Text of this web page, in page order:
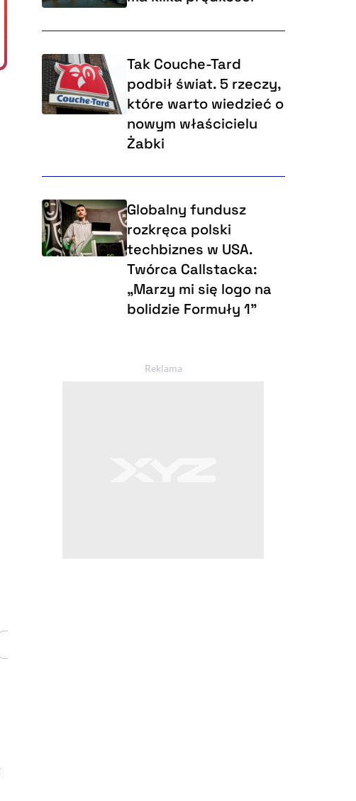
Tak Couche-Tard
podbił świat. 5 rzeczy,
które warto wiedzieć o
nowym właścicielu
Żabki
Globalny fundusz
rozkręca polski
techbiznes w USA.
Twórca Callstacka:
„Marzy mi się logo na
bolidzie Formuły 1”